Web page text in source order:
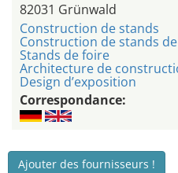
82031 Grünwald
Construction de stands
Construction de stands
Stands de foire
Architecture de
Design d’exposition
Correspondance:
Ajouter des fournisseurs !